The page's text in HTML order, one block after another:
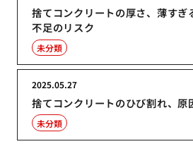
捨てコンクリートの厚さ、薄すぎ
不足のリスク
未分類
捨てコンクリートのひび割れ、原
2025.05.27
未分類